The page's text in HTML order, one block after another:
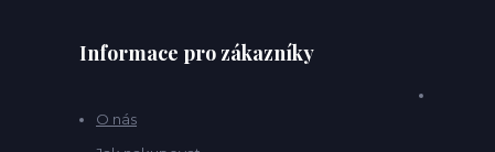
Informace pro zákazníky
O nás